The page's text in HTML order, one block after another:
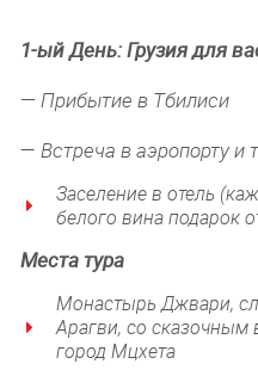
1-ыйДень:Грузия для
—Прибытие в Тбилиси
— Встреча в аэропорту и
Заселение в отель
белого вина подарок
Места тура
Монастырь Джвари,
Арагви, со
город Мцхета